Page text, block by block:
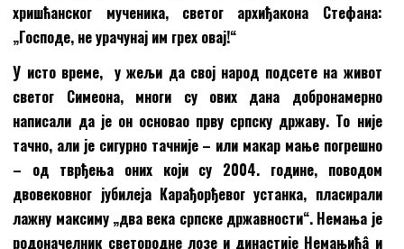
хришћанског мученика, светог архиђакона Стефана:
„Господе, не урачунај им грех овај!“
У исто време, у жељи да свој народ подсете на живот
светог Симеона, многи су ових дана добронамерно
написали да је он основао прву српску државу. То није
тачно, али је сигурно тачније – или макар мање погрешно
– од тврђења оних који су 2004. године, поводом
двовековног јубилеја Карађорђевог устанка, пласирали
лажну максиму „два века српске државности“. Немања је
родоначелник светородне лозе и династије Немањићâ и